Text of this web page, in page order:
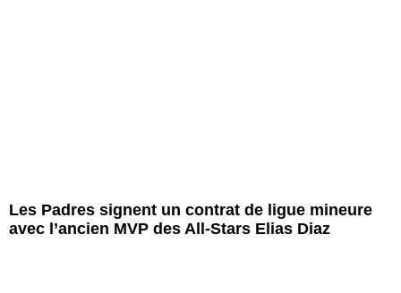
Les Padres signent un contrat de ligue mineure
avec l’ancien MVP des All-Stars Elias Diaz